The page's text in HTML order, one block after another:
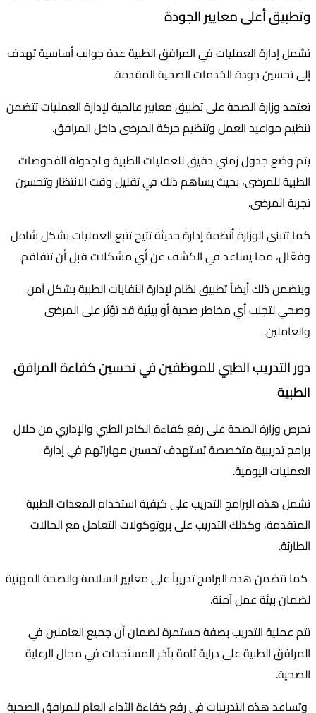
وتطبيق أعلى معايير الجودة
تشمل إدارة العمليات في المرافق الطبية عدة جوانب أساسية تهدف
إلى تحسين جودة الخدمات الصحية المقدمة.
تعتمد وزارة الصحة على تطبيق معايير عالمية لإدارة العمليات تتضمن
تنظيم مواعيد العمل وتنظيم حركة المرضى داخل المرافق.
يتم وضع جدول زمني دقيق للعمليات الطبية و لجدولة الفحوصات
الطبية للمرضى، بحيث يساهم ذلك في تقليل وقت الانتظار وتحسين
تجربة المرضى.
كما تتبنى الوزارة أنظمة إدارة حديثة تتيح تتبع العمليات بشكل شامل
وفعّال، مما يساعد في الكشف عن أي مشكلات قبل أن تتفاقم.
ويتضمن ذلك أيضاً تطبيق نظام لإدارة النفايات الطبية بشكل آمن
وصحي لتجنب أي مخاطر صحية أو بيئية قد تؤثر على المرضى
والعاملين.
دور التدريب الطبي للموظفين في تحسين كفاءة المرافق
الطبية
تحرص وزارة الصحة على رفع كفاءة الكادر الطبي والإداري من خلال
برامج تدريبية متخصصة تستهدف تحسين مهاراتهم في إدارة
العمليات اليومية.
تشمل هذه البرامج التدريب على كيفية استخدام المعدات الطبية
المتقدمة، وكذلك التدريب على بروتوكولات التعامل مع الحالات
الطارئة.
كما تتضمن هذه البرامج تدريباً على معايير السلامة والصحة المهنية
لضمان بيئة عمل آمنة.
تتم عملية التدريب بصفة مستمرة لضمان أن جميع العاملين في
المرافق الطبية على دراية تامة بآخر المستجدات في مجال الرعاية
الصحية.
وتساعد هذه التدريبات في رفع كفاءة الأداء العام للمرافق الصحية